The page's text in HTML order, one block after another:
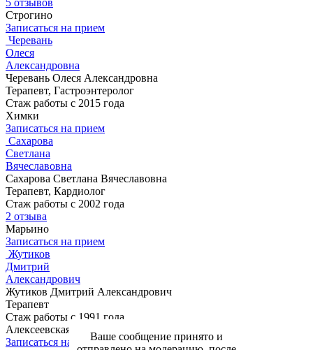
Строгино
Записаться на прием
Черевань
Олеся
Александровна
Черевань Олеся Александровна
Терапевт, Гастроэнтеролог
Стаж работы с 2015 года
Химки
Записаться на прием
Сахарова
Светлана
Вячеславовна
Сахарова Светлана Вячеславовна
Терапевт, Кардиолог
Стаж работы с 2002 года
2 отзыва
Марьино
Записаться на прием
Жутиков
Дмитрий
Александрович
Жутиков Дмитрий Александрович
Терапевт
Стаж работы с 1991 года
Алексеевская
Записаться на приемВаше сообщение принято и